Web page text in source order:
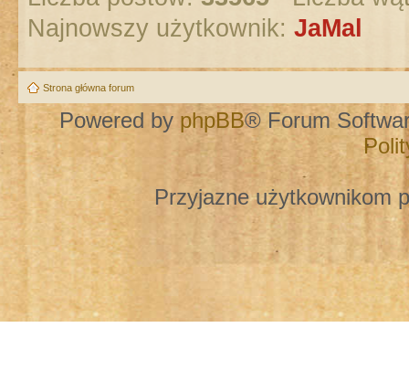
Najnowszy użytkownik: JaMal
Strona główna forum
Powered by phpBB® Forum
Przyjazne użytkownikom